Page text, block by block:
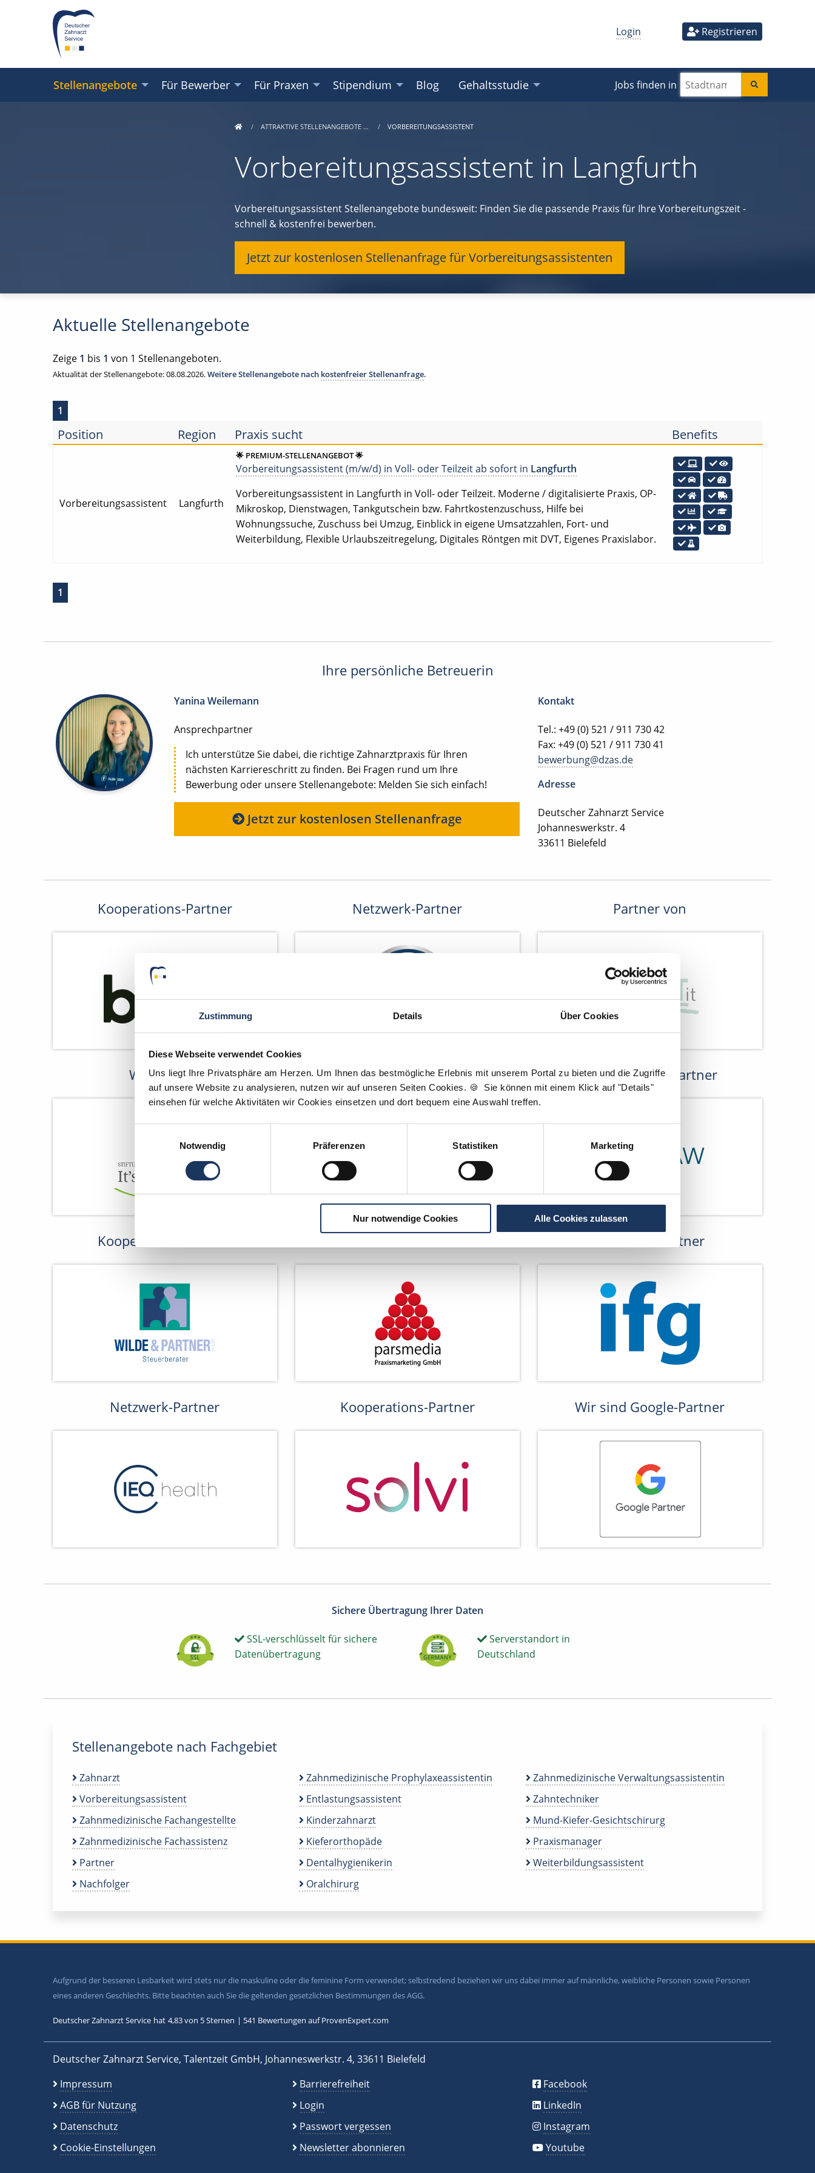
Zustimmung Details Über Cookies
Diese Webseite verwendet Cookies
Uns liegt Ihre Privatsphäre am Herzen. Um Ihnen das bestmögliche Erlebnis mit unserem Portal zu bieten und die Zugriffe
auf unsere Website zu analysieren, nutzen wir auf unseren Seiten Cookies. 🍪 Sie können mit einem Klick auf "Details"
einsehen für welche Aktivitäten wir Cookies einsetzen und dort bequem eine Auswahl treffen.
Notwendig
Präferenzen Statistiken Marketing
Nur notwendige Cookies Alle Cookies zulassen
Login Registrieren
Stellenangebote Für Bewerber Für Praxen Stipendium Blog Gehaltsstudie Jobs finden in
ATTRAKTIVE STELLENANGEBOTE … VORBEREITUNGSASSISTENT
Vorbereitungsassistent in Langfurth
Vorbereitungsassistent Stellenangebote bundesweit: Finden Sie die passende Praxis für Ihre Vorbereitungszeit -
schnell & kostenfrei bewerben.
Jetzt zur kostenlosen Stellenanfrage für Vorbereitungsassistenten
Aktuelle Stellenangebote
Zeige 1 bis 1 von 1 Stellenangeboten.
Aktualität der Stellenangebote: 08.08.2026.Weitere Stellenangebote nach kostenfreier Stellenanfrage.
1
Position Region Praxis sucht Benefits
Vorbereitungsassistent Langfurth
🌟 PREMIUM-STELLENANGEBOT 🌟
Vorbereitungsassistent (m/w/d) in Voll- oder Teilzeit ab sofort in Langfurth
Vorbereitungsassistent in Langfurth in Voll- oder Teilzeit. Moderne / digitalisierte Praxis, OP-
Mikroskop, Dienstwagen, Tankgutschein bzw. Fahrtkostenzuschuss, Hilfe bei
Wohnungssuche, Zuschuss bei Umzug, Einblick in eigene Umsatzzahlen, Fort- und
Weiterbildung, Flexible Urlaubszeitregelung, Digitales Röntgen mit DVT, Eigenes Praxislabor.
1
Ihre persönliche Betreuerin
Yanina Weilemann
Ansprechpartner
Ich unterstütze Sie dabei, die richtige Zahnarztpraxis für Ihren
nächsten Karriereschritt zu finden. Bei Fragen rund um Ihre
Bewerbung oder unsere Stellenangebote: Melden Sie sich einfach!
Jetzt zur kostenlosen Stellenanfrage
Kontakt
Tel.: +49 (0) 521 / 911 730 42
Fax: +49 (0) 521 / 911 730 41
bewerbung@dzas.de
Adresse
Deutscher Zahnarzt Service
Johanneswerkstr. 4
33611 Bielefeld
Kooperations-Partner Netzwerk-Partner Partner von
Wir fördern Wir pflanzen Bäume Kooperations-Partner
Kooperations-Partner Netzwerk-Partner
Netzwerk-Partner Kooperations-Partner Wir sind Google-Partner
Sichere Übertragung Ihrer Daten
SSL-verschlüsselt für sichere
Datenübertragung
Serverstandort in
Deutschland
Stellenangebote nach Fachgebiet
Zahnarzt
Vorbereitungsassistent
Zahnmedizinische Fachangestellte
Zahnmedizinische Fachassistenz
Partner
Nachfolger
Zahnmedizinische Prophylaxeassistentin
Entlastungsassistent
Kinderzahnarzt
Kieferorthopäde
Dentalhygienikerin
Oralchirurg
Zahnmedizinische Verwaltungsassistentin
Zahntechniker
Mund-Kiefer-Gesichtschirurg
Praxismanager
Weiterbildungsassistent
Aufgrund der besseren Lesbarkeit wird stets nur die maskuline oder die feminine Form verwendet; selbstredend beziehen wir uns dabei immer auf männliche, weibliche Personen sowie Personen
eines anderen Geschlechts. Bitte beachten auch Sie die geltenden gesetzlichen Bestimmungen des AGG.
Deutscher Zahnarzt Service hat 4,83von 5Sternen | 541 Bewertungen auf ProvenExpert.com
Deutscher Zahnarzt Service, Talentzeit GmbH, Johanneswerkstr. 4, 33611 Bielefeld
Impressum
AGB für Nutzung
Datenschutz
Cookie-Einstellungen
Barrierefreiheit
Login
Passwort vergessen
Newsletter abonnieren
Facebook
LinkedIn
Instagram
Youtube